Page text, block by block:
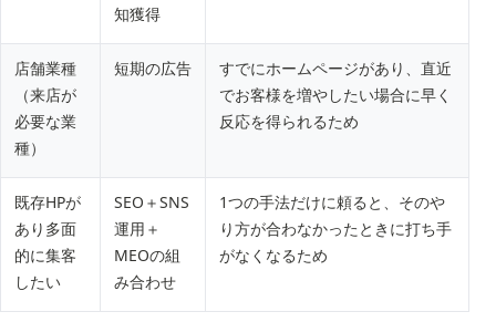
知獲得
店舗業種
（来店が
必要な業
種）
短期の広告
すでにホームページがあり、直近
でお客様を増やしたい場合に早く
反応を得られるため
既存HPが
あり多面
的に集客
したい
SEO＋SNS
運用＋
MEOの組
み合わせ
1つの手法だけに頼ると、そのや
り方が合わなかったときに打ち手
がなくなるため